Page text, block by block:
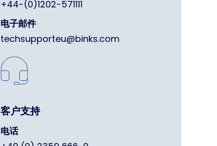
+44-(0)1202-571111
电子邮件
techsupporteu@binks.com
客户支持
电话